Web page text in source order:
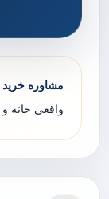
مشاوره
واقعی خانه